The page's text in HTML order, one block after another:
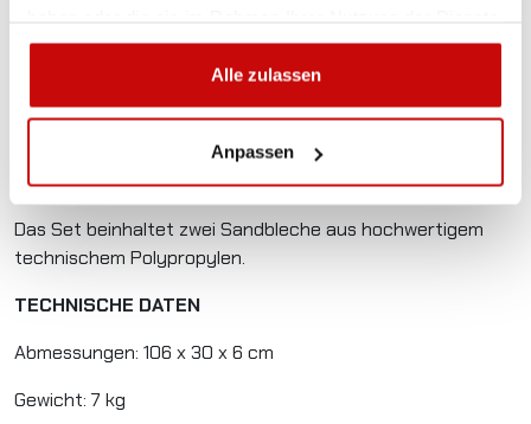
gesammelt haben.
Alle zulassen
Anpassen
Das Set beinhaltet zwei Sandbleche aus hochwertigem
technischem Polypropylen.
TECHNISCHE DATEN
Abmessungen: 106 x 30 x 6 cm
Gewicht: 7 kg